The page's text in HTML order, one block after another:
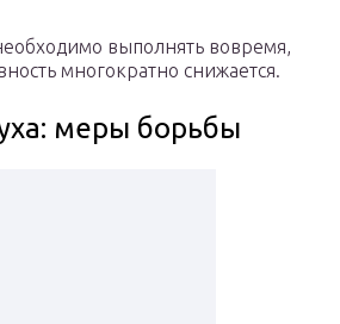
выполнять вовремя,
многократно снижается.
меры борьбы